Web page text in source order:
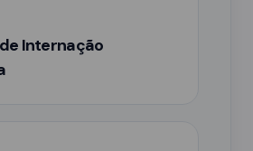
Internação